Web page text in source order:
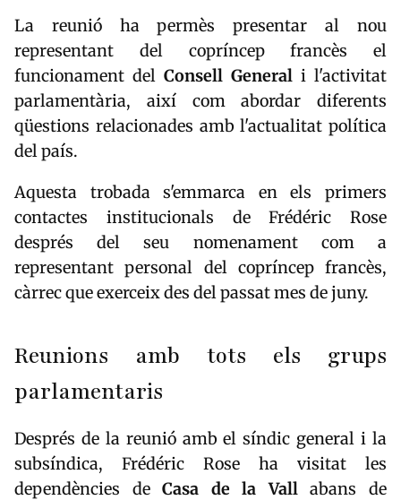
La reunió ha permès presentar al nou
representant del copríncep francès el
funcionament del Consell General i l'activitat
parlamentària, així com abordar diferents
qüestions relacionades amb l'actualitat política
del país.
Aquesta trobada s'emmarca en els primers
contactes institucionals de Frédéric Rose
després del seu nomenament com a
representant personal del copríncep francès,
càrrec que exerceix des del passat mes de juny.
Reunions amb tots els grups
parlamentaris
Després de la reunió amb el síndic general i la
subsíndica, Frédéric Rose ha visitat les
dependències deCasa de la Vallabans de